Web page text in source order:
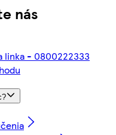
nás
linka - 0800222333